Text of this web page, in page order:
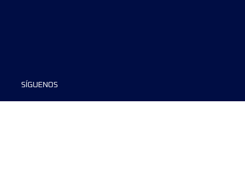
SÍGUENOS